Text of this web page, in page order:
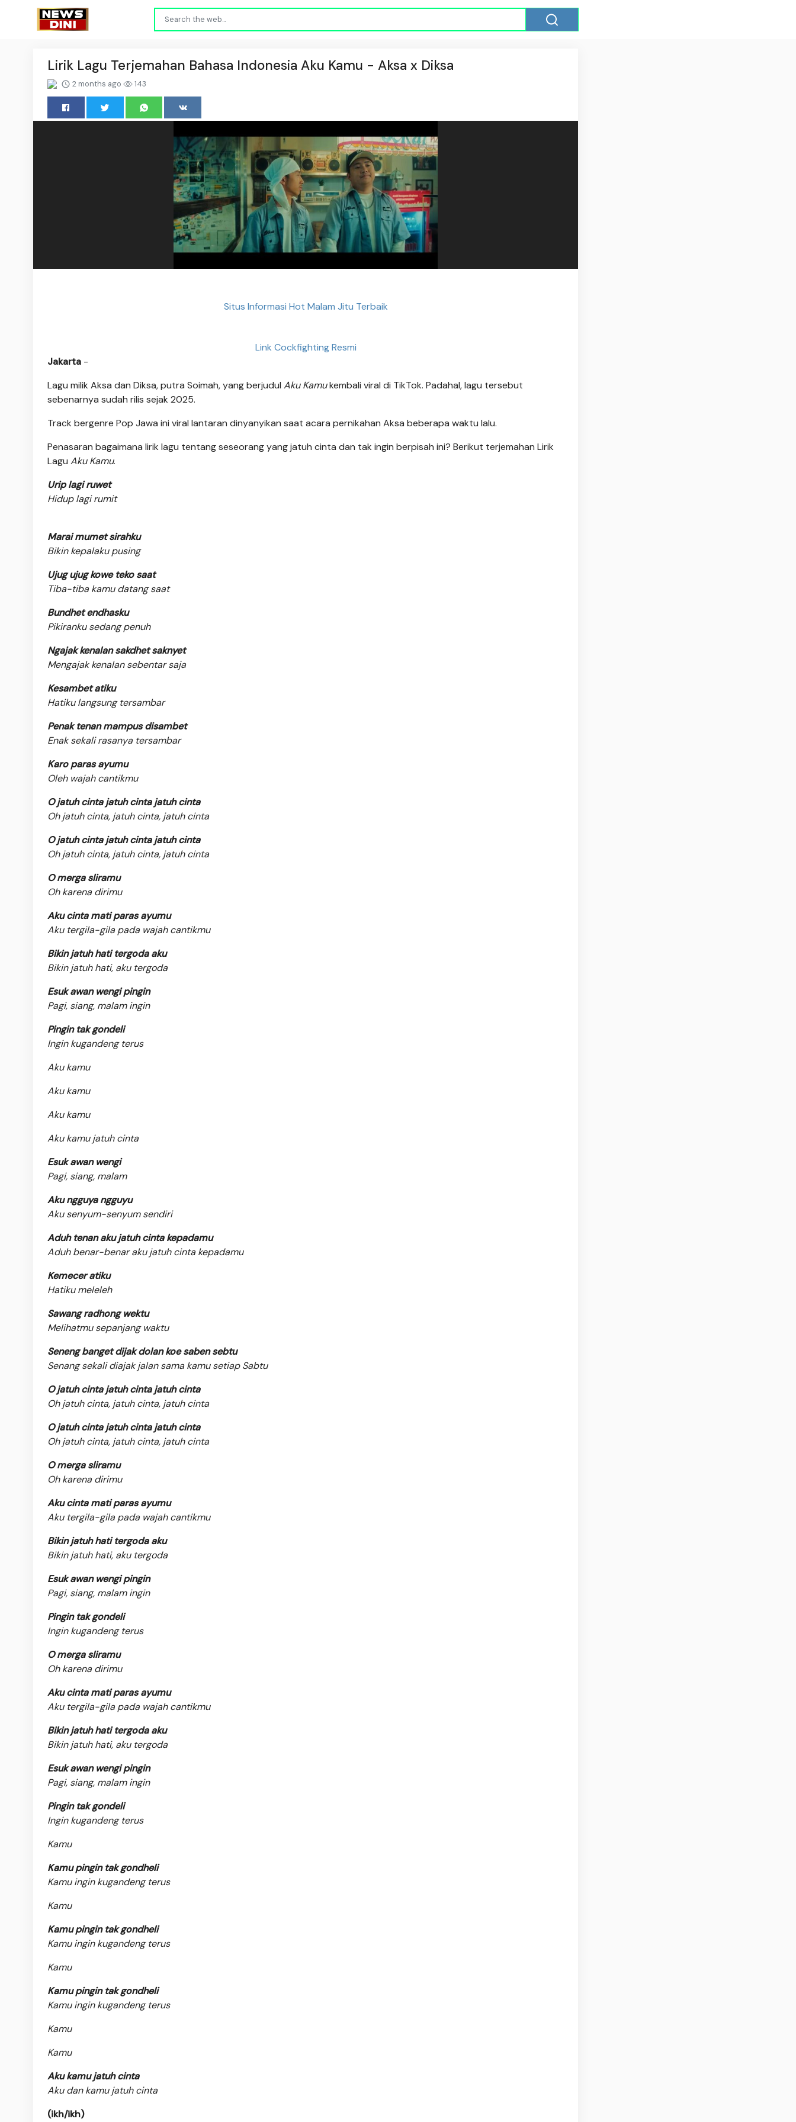
Lirik Lagu Terjemahan Bahasa Indonesia Aku Kamu - Aksa x Diksa
2 months ago 143
Situs Informasi Hot Malam Jitu Terbaik
Link Cockfighting Resmi
Jakarta -
Lagu milik Aksa dan Diksa, putra Soimah, yang berjudul Aku Kamukembali viral di TikTok. Padahal, lagu tersebut
sebenarnya sudah rilis sejak 2025.
Track bergenre Pop Jawa ini viral lantaran dinyanyikan saat acara pernikahan Aksa beberapa waktu lalu.
Penasaran bagaimana lirik lagu tentang seseorang yang jatuh cinta dan tak ingin berpisah ini? Berikut terjemahan Lirik
Lagu Aku Kamu.
Urip lagi ruwet
Hidup lagi rumit
Marai mumet sirahku
Bikin kepalaku pusing
Ujug ujug kowe teko saat
Tiba-tiba kamu datang saat
Bundhet endhasku
Pikiranku sedang penuh
Ngajak kenalan sakdhet saknyet
Mengajak kenalan sebentar saja
Kesambet atiku
Hatiku langsung tersambar
Penak tenan mampus disambet
Enak sekali rasanya tersambar
Karo paras ayumu
Oleh wajah cantikmu
O jatuh cinta jatuh cinta jatuh cinta
Oh jatuh cinta, jatuh cinta, jatuh cinta
O jatuh cinta jatuh cinta jatuh cinta
Oh jatuh cinta, jatuh cinta, jatuh cinta
O merga sliramu
Oh karena dirimu
Aku cinta mati paras ayumu
Aku tergila-gila pada wajah cantikmu
Bikin jatuh hati tergoda aku
Bikin jatuh hati, aku tergoda
Esuk awan wengi pingin
Pagi, siang, malam ingin
Pingin tak gondeli
Ingin kugandeng terus
Aku kamu
Aku kamu
Aku kamu
Aku kamu jatuh cinta
Esuk awan wengi
Pagi, siang, malam
Aku ngguya ngguyu
Aku senyum-senyum sendiri
Aduh tenan aku jatuh cinta kepadamu
Aduh benar-benar aku jatuh cinta kepadamu
Kemecer atiku
Hatiku meleleh
Sawang radhong wektu
Melihatmu sepanjang waktu
Seneng banget dijak dolan koe saben sebtu
Senang sekali diajak jalan sama kamu setiap Sabtu
O jatuh cinta jatuh cinta jatuh cinta
Oh jatuh cinta, jatuh cinta, jatuh cinta
O jatuh cinta jatuh cinta jatuh cinta
Oh jatuh cinta, jatuh cinta, jatuh cinta
O merga sliramu
Oh karena dirimu
Aku cinta mati paras ayumu
Aku tergila-gila pada wajah cantikmu
Bikin jatuh hati tergoda aku
Bikin jatuh hati, aku tergoda
Esuk awan wengi pingin
Pagi, siang, malam ingin
Pingin tak gondeli
Ingin kugandeng terus
O merga sliramu
Oh karena dirimu
Aku cinta mati paras ayumu
Aku tergila-gila pada wajah cantikmu
Bikin jatuh hati tergoda aku
Bikin jatuh hati, aku tergoda
Esuk awan wengi pingin
Pagi, siang, malam ingin
Pingin tak gondeli
Ingin kugandeng terus
Kamu
Kamu pingin tak gondheli
Kamu ingin kugandeng terus
Kamu
Kamu pingin tak gondheli
Kamu ingin kugandeng terus
Kamu
Kamu pingin tak gondheli
Kamu ingin kugandeng terus
Kamu
Kamu
Aku kamu jatuh cinta
Aku dan kamu jatuh cinta
(ikh/ikh)